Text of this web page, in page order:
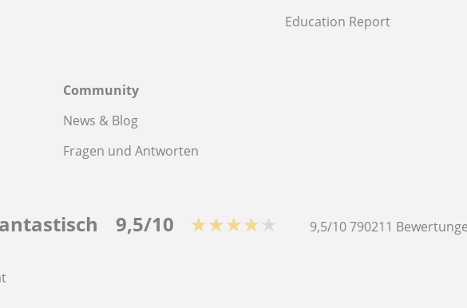
Education Report
Community
News & Blog
Fragen und Antworten
9,5/10 ★★★★★ 9,5/10790211